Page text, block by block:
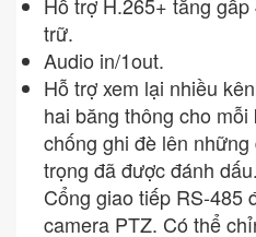
Hỗ trợ H.265+ tăng
trữ.
Audio in/1out.
Hỗ trợ xem lại nhiều
hai băng thông cho
chống ghi đè lên
trọng đã được đánh
Cổng giao tiếp RS-485
camera PTZ. Có thể